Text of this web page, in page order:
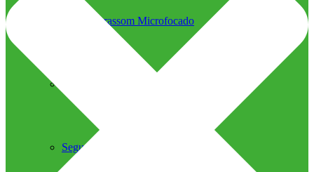
Ultrassom Microfocado
Segurança na Harmonização